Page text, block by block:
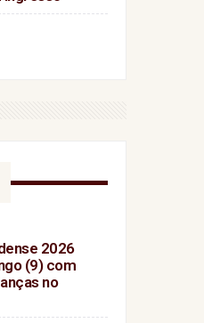
2026
(9) com
no